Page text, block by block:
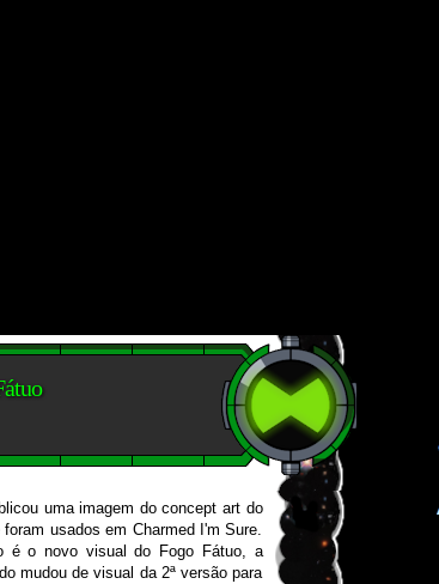
uma imagem do concept art do
usados em Charmed I'm Sure.
é o novo visual do Fogo Fátuo, a
mudou de visual da 2ª versão para